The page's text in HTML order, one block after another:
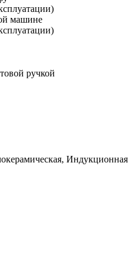
машине
ручкой
Индукционная